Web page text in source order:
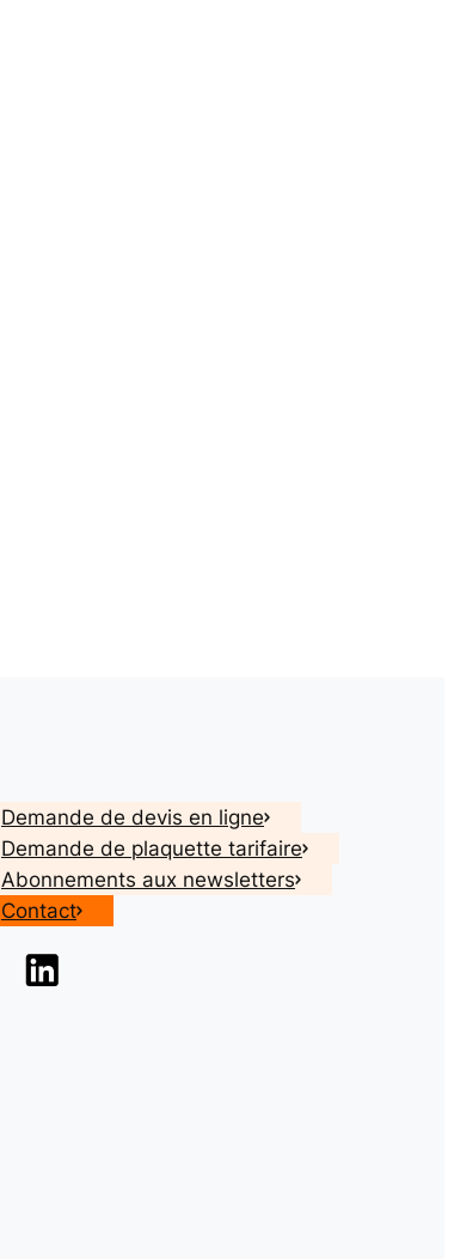
Demande de devis en ligne
Demande de plaquette tarifaire
Abonnements aux newsletters
Contact